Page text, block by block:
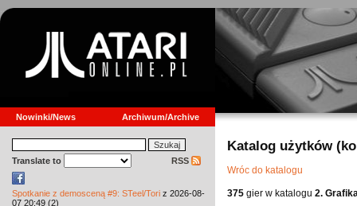
Nowinki/News Archiwum/Archive
Translate to RSS
Spotkanie z demosceną #9: STeel/Tori z 2026-08-
07 20:49 (2)
Katalog użytków
Wróc do katalogu
375 gier w katalogu 2.